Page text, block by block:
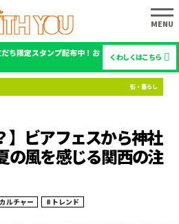
ち限定スタンプ配布中！お
くわしくはこちら
】ビアフェスから神社
の風を感じる関西の注
カルチャー トレンド